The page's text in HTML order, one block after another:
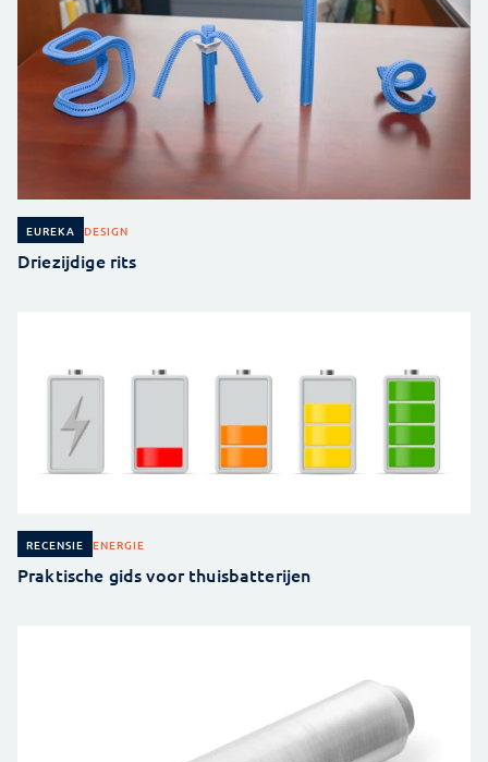
EUREKA DESIGN
Driezijdige rits
RECENSIE ENERGIE
Praktische gids voor thuisbatterijen